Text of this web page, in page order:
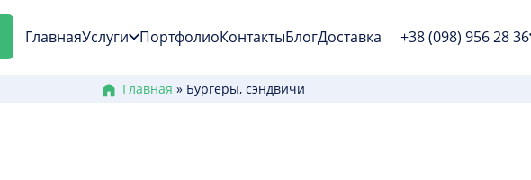
ГлавнаяУслуги ПортфолиоКонтактыБлогДоставка +38 (098) 956 28 36
Главная » Бургеры, сэндвичи